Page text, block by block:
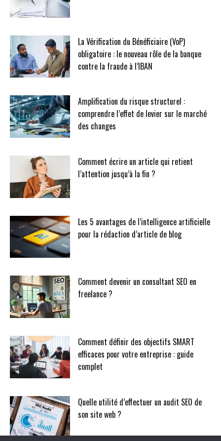
La Vérification du Bénéficiaire (VoP)
obligatoire : le nouveau rôle de la banque
contre la fraude à l’IBAN
Amplification du risque structurel :
comprendre l’effet de levier sur le marché
des changes
Comment écrire un article qui retient
l’attention jusqu’à la fin ?
Les 5 avantages de l’intelligence artificielle
pour la rédaction d’article de blog
Comment devenir un consultant SEO en
freelance ?
Comment définir des objectifs SMART
efficaces pour votre entreprise : guide
complet
Quelle utilité d’effectuer un audit SEO de
son site web ?